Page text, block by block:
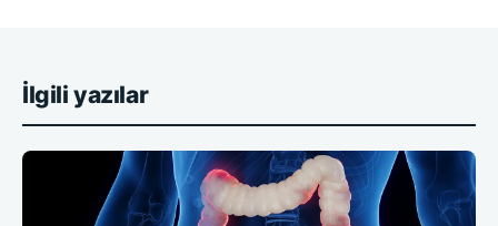
İlgili yazılar